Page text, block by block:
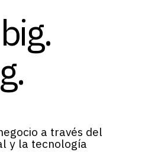
a través del
y la tecnología